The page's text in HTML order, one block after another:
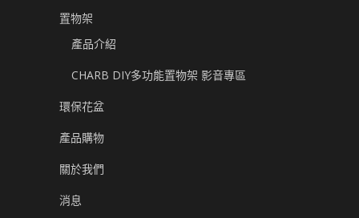
置物架
產品介紹
CHARB DIY多功能置物架 影音專區
環保花盆
產品購物
關於我們
消息